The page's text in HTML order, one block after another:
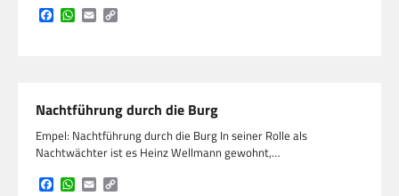
Facebook
WhatsApp
Email
Nachtführung durch die Burg
Empel: Nachtführung durch die Burg In seiner Rolle als
Nachtwächter ist es Heinz Wellmann gewohnt,…
Facebook
WhatsApp
Email